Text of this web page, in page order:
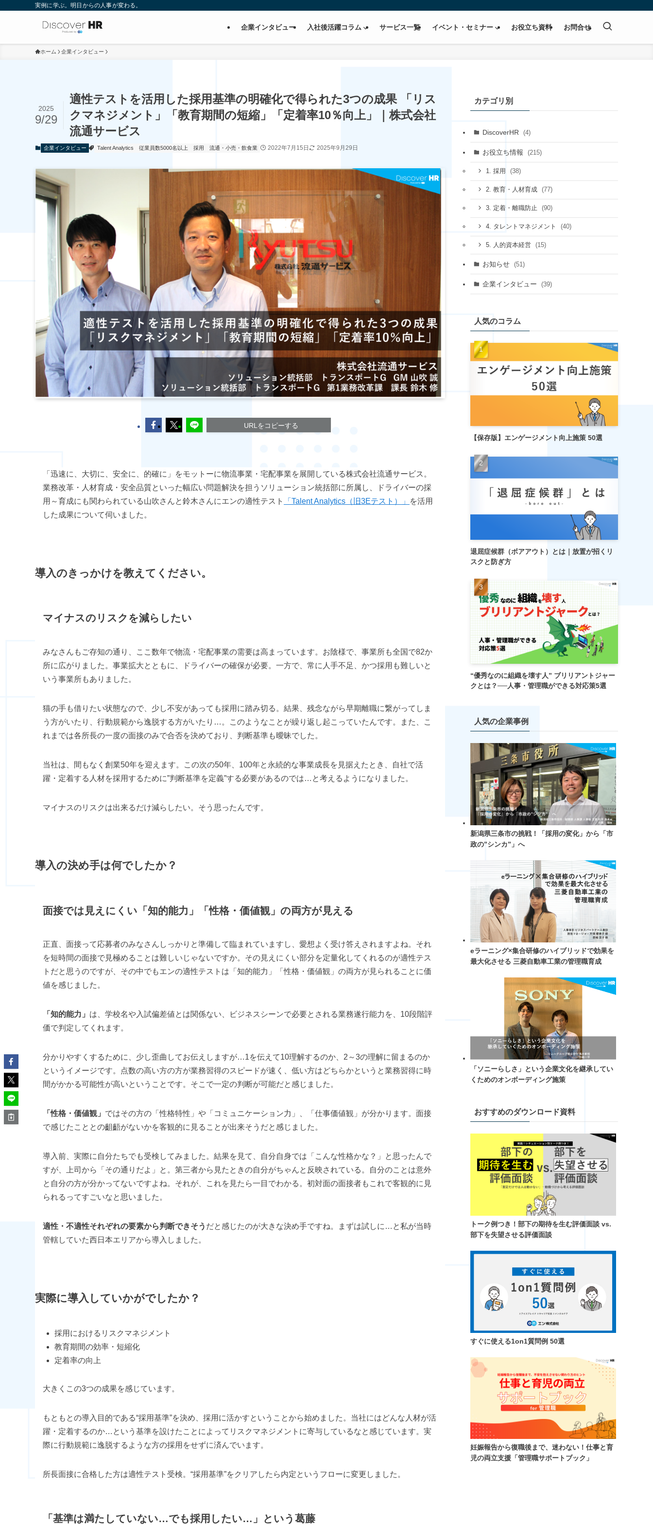
実例に学ぶ。明日からの人事が変わる。
企業インタビュー 入社後活躍コラム サービス一覧 イベント・セミナー お役立ち資料 お問合せ
ホーム 企業インタビュー
適性テストを活用した採用基準の明確化で得られた3つの成果 「リス
クマネジメント」「教育期間の短縮」「定着率10％向上」｜株式会社
流通サービス
2025
9/29
企業インタビュー Talent Analytics 従業員数5000名以上 採用 流通・小売・飲食業 2022年7月15日 2025年9月29日
URLをコピーする
「迅速に、大切に、安全に、的確に」をモットーに物流事業・宅配事業を展開している株式会社流通サービス。
業務改革・人材育成・安全品質といった幅広い問題解決を担うソリューション統括部に所属し、ドライバーの採
用～育成にも関わられている山吹さんと鈴木さんにエンの適性テスト
「Talent Analytics（旧3Eテスト）」
を活用
した成果について伺いました。
導入のきっかけを教えてください。
マイナスのリスクを減らしたい
みなさんもご存知の通り、ここ数年で物流・宅配事業の需要は高まっています。お陰様で、事業所も全国で82か
所に広がりました。事業拡大とともに、ドライバーの確保が必要。一方で、常に人手不足、かつ採用も難しいと
いう事業所もありました。
猫の手も借りたい状態なので、少し不安があっても採用に踏み切る。結果、残念ながら早期離職に繋がってしま
う方がいたり、行動規範から逸脱する方がいたり…。このようなことが繰り返し起こっていたんです。また、こ
れまでは各所長の一度の面接のみで合否を決めており、判断基準も曖昧でした。
当社は、間もなく創業50年を迎えます。この次の50年、100年と永続的な事業成長を見据えたとき、自社で活
躍・定着する人材を採用するために”判断基準を定義”する必要があるのでは…と考えるようになりました。
マイナスのリスクは出来るだけ減らしたい。そう思ったんです。
導入の決め手は何でしたか？
面接では見えにくい「知的能力」「性格・価値観」の両方が見える
正直、面接って応募者のみなさんしっかりと準備して臨まれていますし、愛想よく受け答えされますよね。それ
を短時間の面接で見極めることは難しいじゃないですか。その見えにくい部分を定量化してくれるのが適性テス
トだと思うのですが、その中でもエンの適性テストは「知的能力」「性格・価値観」の両方が見られることに価
値を感じました。
「知的能力」 は、学校名や入試偏差値とは関係ない、ビジネスシーンで必要とされる業務遂行能力を、10段階評
価で判定してくれます。
分かりやすくするために、少し歪曲してお伝えしますが…1を伝えて10理解するのか、2～3の理解に留まるのか
というイメージです。点数の高い方の方が業務習得のスピードが速く、低い方はどちらかというと業務習得に時
間がかかる可能性が高いということです。そこで一定の判断が可能だと感じました。
「性格・価値観」 ではその方の「性格特性」や「コミュニケーション力」、「仕事価値観」が分かります。面接
で感じたこととの齟齬がないかを客観的に見ることが出来そうだと感じました。
導入前、実際に自分たちでも受検してみました。結果を見て、自分自身では「こんな性格かな？」と思ったんで
すが、上司から「その通りだよ」と。第三者から見たときの自分がちゃんと反映されている。自分のことは意外
と自分の方が分かってないですよね。それが、これを見たら一目でわかる。初対面の面接者もこれで客観的に見
られるってすごいなと思いました。
適性・不適性それぞれの要素から判断できそう だと感じたのが大きな決め手ですね。まずは試しに…と私が当時
管轄していた西日本エリアから導入しました。
実際に導入していかがでしたか？
採用におけるリスクマネジメント
教育期間の効率・短縮化
定着率の向上
大きくこの3つの成果を感じています。
もともとの導入目的である“採用基準”を決め、採用に活かすということから始めました。当社にはどんな人材が活
躍・定着するのか…という基準を設けたことによってリスクマネジメントに寄与しているなと感じています。実
際に行動規範に逸脱するような方の採用をせずに済んでいます。
所長面接に合格した方は適性テスト受検。“採用基準”をクリアしたら内定というフローに変更しました。
「基準は満たしていない…でも採用したい…」という葛藤
カテゴリ別
DiscoverHR (4)
お役立ち情報 (215)
1. 採用 (38)
2. 教育・人材育成 (77)
3. 定着・離職防止 (90)
4. タレントマネジメント (40)
5. 人的資本経営 (15)
お知らせ (51)
企業インタビュー (39)
人気のコラム
【保存版】エンゲージメント向上施策 50選
退屈症候群（ボアアウト）とは｜放置が招くリ
スクと防ぎ方
“優秀なのに組織を壊す人” ブリリアントジャー
クとは？──人事・管理職ができる対応策5選
人気の企業事例
新潟県三条市の挑戦！「採用の変化」から「市
政の”シンカ”」へ
eラーニング×集合研修のハイブリッドで効果を
最大化させる 三菱自動車工業の管理職育成
「ソニーらしさ」という企業文化を継承してい
くためのオンボーディング施策
おすすめのダウンロード資料
トーク例つき！​部下の期待を生む評価面談 vs.
部下を失望させる評価面談
すぐに使える1on1質問例 50選
妊娠報告から復職後まで、迷わない！仕事と育
児の両立支援「管理職サポートブック」